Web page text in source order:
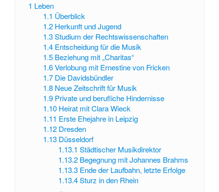
1 Leben
1.1 Überblick
1.2 Herkunft und Jugend
1.3 Studium der Rechtswissenschaften
1.4 Entscheidung für die Musik
1.5 Beziehung mit „Charitas“
1.6 Verlobung mit Ernestine von Fricken
1.7 Die Davidsbündler
1.8 Neue Zeitschrift für Musik
1.9 Private und berufliche Hindernisse
1.10 Heirat mit Clara Wieck
1.11 Erste Ehejahre in Leipzig
1.12 Dresden
1.13 Düsseldorf
1.13.1 Städtischer Musikdirektor
1.13.2 Begegnung mit Johannes Brahms
1.13.3 Ende der Laufbahn, letzte Erfolge
1.13.4 Sturz in den Rhein